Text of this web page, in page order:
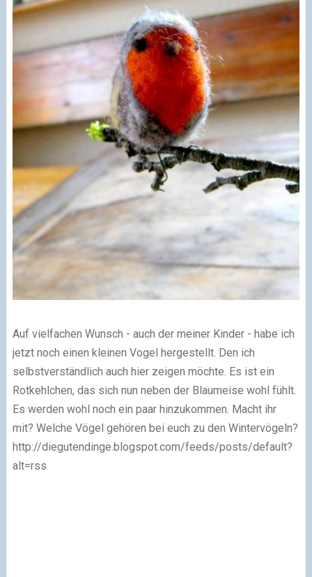
Auf vielfachen Wunsch - auch der meiner Kinder - habe ich
jetzt noch einen kleinen Vogel hergestellt. Den ich
selbstverständlich auch hier zeigen möchte. Es ist ein
Rotkehlchen, das sich nun neben der Blaumeise wohl fühlt.
Es werden wohl noch ein paar hinzukommen. Macht ihr
mit? Welche Vögel gehören bei euch zu den Wintervögeln?
http://diegutendinge.blogspot.com/feeds/posts/default?
alt=rss